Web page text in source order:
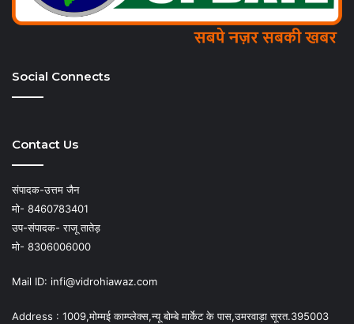
Social Connects
Contact Us
संपादक-उत्तम जैन
मो- 8460783401
उप-संपादक- राजू तातेड़
मो- 8306006000
Mail ID: infi@vidrohiawaz.com
Address : 1009,मोम्मई काम्प्लेक्स,न्यू बोम्बे मार्केट के पास,उमरवाड़ा सूरत.395003